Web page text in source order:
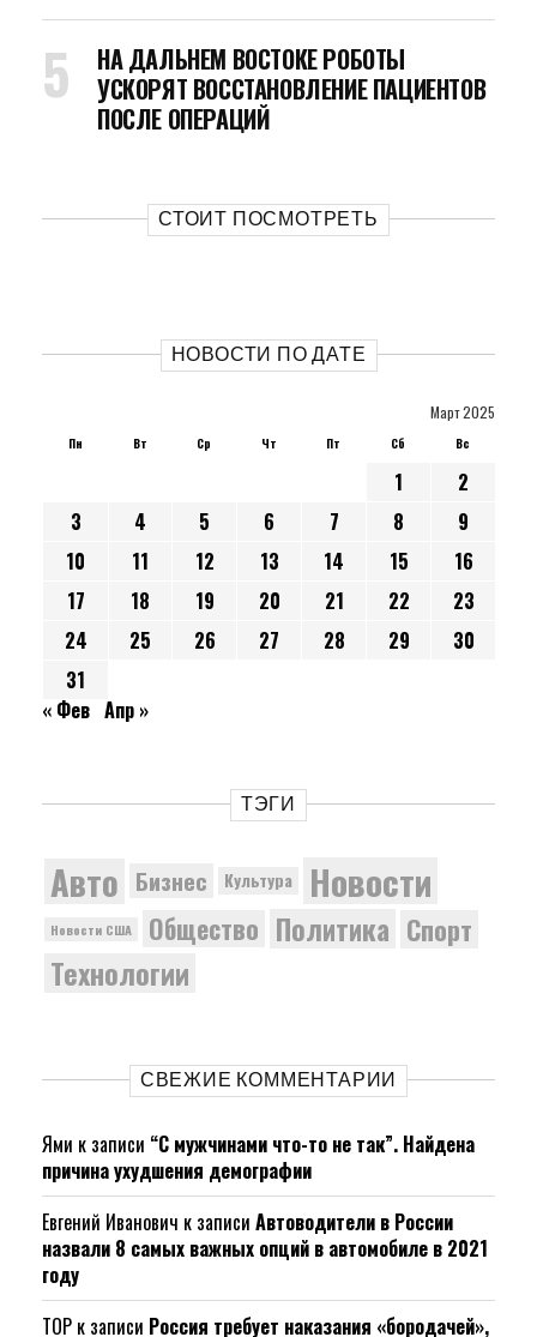
НА ДАЛЬНЕМ ВОСТОКЕ РОБОТЫ
УСКОРЯТ ВОССТАНОВЛЕНИЕ ПАЦИЕНТОВ
ПОСЛЕ ОПЕРАЦИЙ
СТОИТ ПОСМОТРЕТЬ
НОВОСТИ ПО ДАТЕ
Март 2025
Пн Вт Ср Чт Пт Сб Вс
1
2
3
4 5 6 7 8
9
10
11 12 13 14 15
16
17
18 19 20 21 22
23
24
25 26 27 28 29
30
31
« Фев Апр »
ТЭГИ
Авто Бизнес Культура Новости
Новости США Общество Политика Спорт
Технологии
СВЕЖИЕ КОММЕНТАРИИ
Ями к записи “С мужчинами что-то не так”. Найдена
причина ухудшения демографии
Евгений Иванович к записи Автоводители в России
назвали 8 самых важных опций в автомобиле в 2021
году
ТОР к записи Россия требует наказания «бородачей»,